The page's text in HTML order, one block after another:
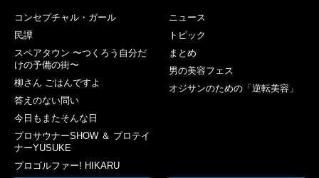
コンセプチャル・ガール
民譚
スペアタウン 〜つくろう自分だ
けの予備の街〜
柳さん ごはんですよ
答えのない問い
今日もまたそんな日
プロサウナーSHOW ＆ プロテイ
ナーYUSUKE
プロゴルファー! HIKARU
ニュース
トピック
まとめ
男の美容フェス
オジサンのための「逆転美容」